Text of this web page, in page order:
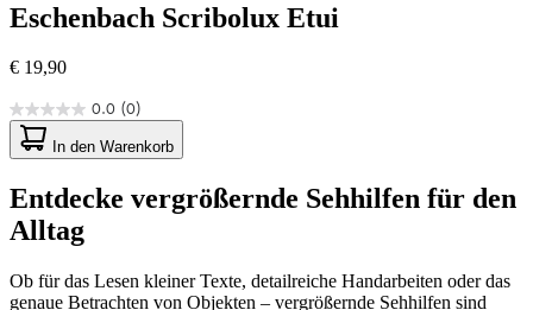
Eschenbach Scribolux Etui
€ 19,90
0.0 (0)
0.0
von
5
Sternen.
In den Warenkorb
Entdecke vergrößernde Sehhilfen für den
Alltag
Ob für das Lesen kleiner Texte, detailreiche Handarbeiten oder das
genaue Betrachten von Objekten – vergrößernde Sehhilfen sind